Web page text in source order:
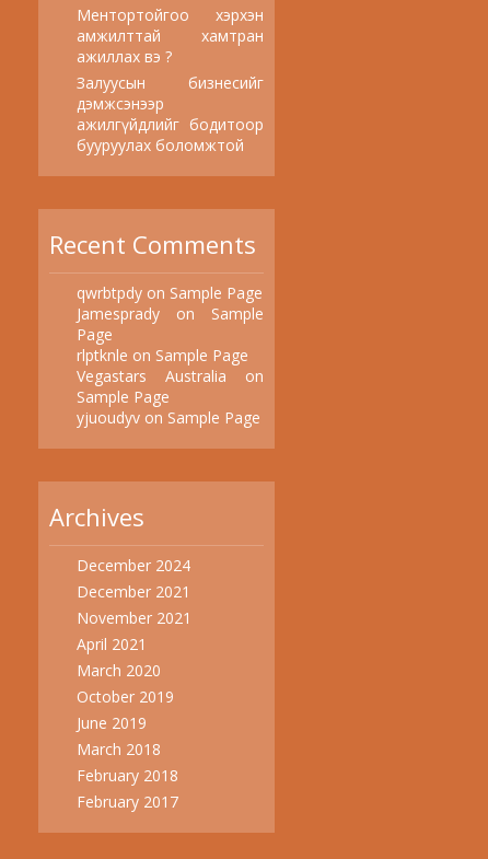
Ментортойгоо хэрхэн
амжилттай хамтран
ажиллах вэ ?
Залуусын бизнесийг
дэмжсэнээр
ажилгүйдлийг бодитоор
бууруулах боломжтой
Recent Comments
qwrbtpdy on Sample Page
Jamesprady on Sample
Page
rlptknle on Sample Page
Vegastars Australia on
Sample Page
yjuoudyv on Sample Page
Archives
December 2024
December 2021
November 2021
April 2021
March 2020
October 2019
June 2019
March 2018
February 2018
February 2017